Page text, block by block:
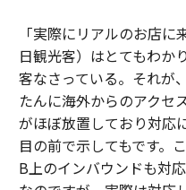
「実際にリアルのお店
日観光客）はとてもわか
客なさっている。それが
たんに海外からのアクセ
がほぼ放置しており対応
目の前で示してもです。
B上のインバウンドも対